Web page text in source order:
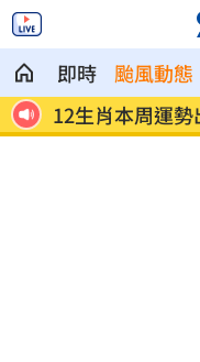
即時 颱風動態
件事